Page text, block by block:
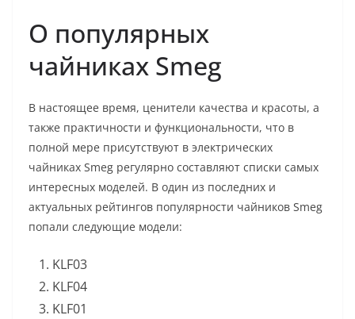
О популярных
чайниках Smeg
В настоящее время, ценители качества и красоты, а
также практичности и функциональности, что в
полной мере присутствуют в электрических
чайниках Smeg регулярно составляют списки самых
интересных моделей. В один из последних и
актуальных рейтингов популярности чайников Smeg
попали следующие модели:
KLF03
KLF04
KLF01